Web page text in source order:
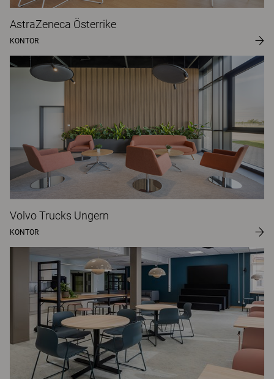
AstraZeneca Österrike
KONTOR
Volvo Trucks Ungern
KONTOR